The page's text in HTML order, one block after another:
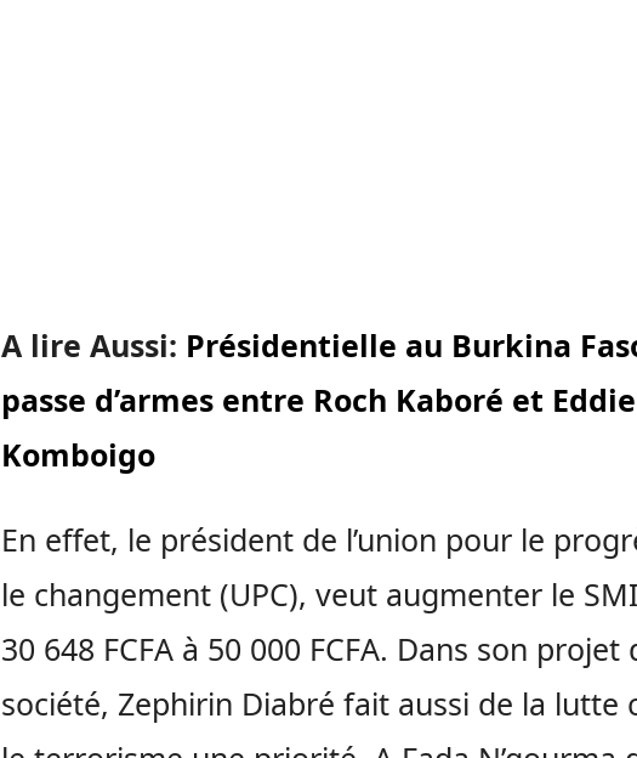
A lire Aussi: Présidentielle au Burkina
passe d’armes entre Roch Kaboré et Eddie
Komboigo
En effet, le président de l’union pour le
le changement (UPC), veut augmenter le
30 648 FCFA à 50 000 FCFA. Dans son projet
société, Zephirin Diabré fait aussi de la lutte